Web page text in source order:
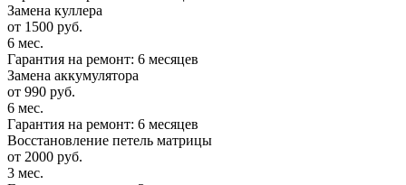
Замена куллера
от 1500 руб.
6 мес.
Гарантия на ремонт: 6 месяцев
Замена аккумулятора
от 990 руб.
6 мес.
Гарантия на ремонт: 6 месяцев
Восстановление петель матрицы
от 2000 руб.
3 мес.